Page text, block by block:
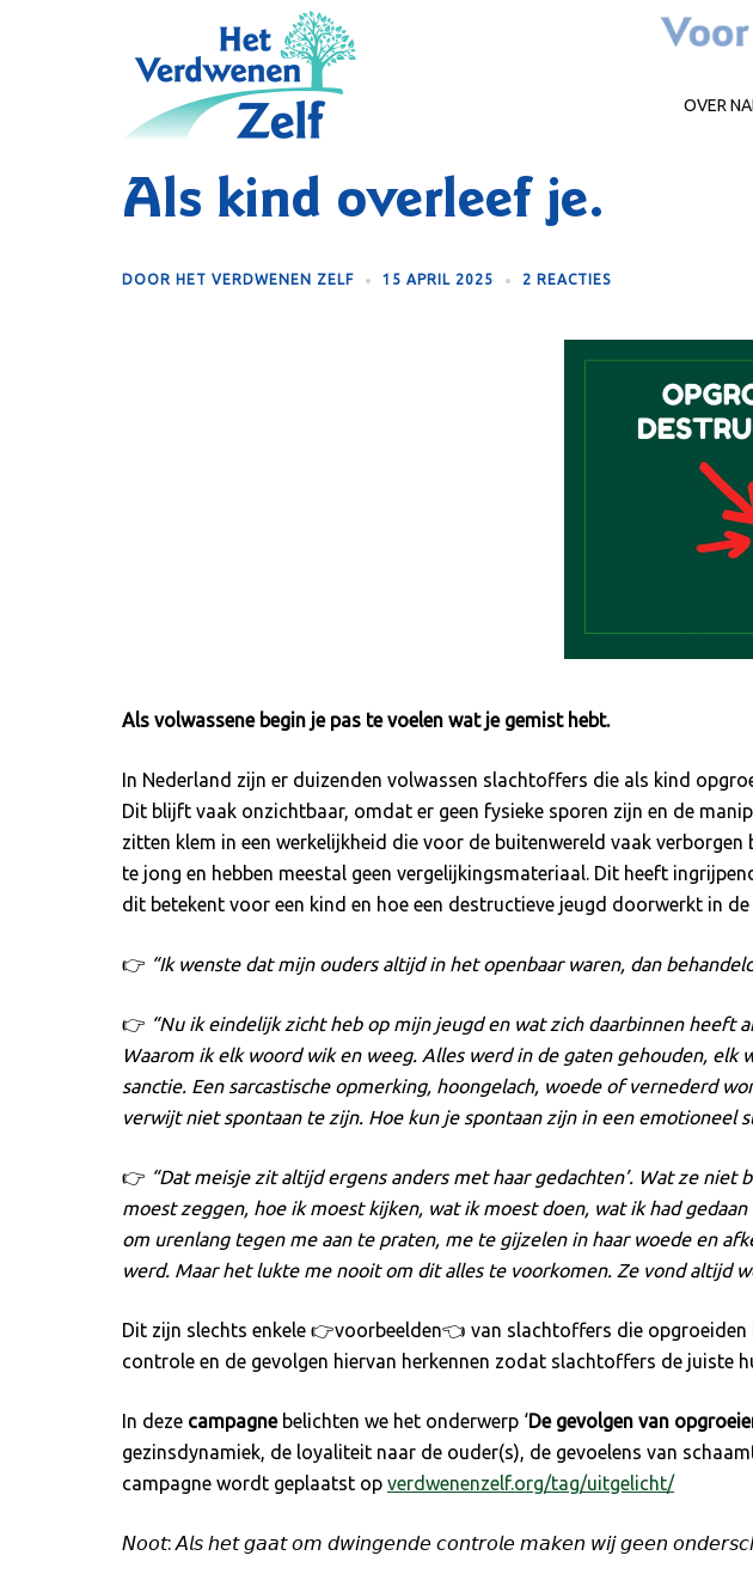
OVER
Als kind overleef je.
DOOR HET VERDWENEN ZELF 15 APRIL 2025 2 REACTIES
Als volwassene begin je pas te voelen wat je gemist hebt.
In Nederland zijn er duizenden volwassen slachtoffers die als kind
Dit blijft vaak onzichtbaar, omdat er geen fysieke sporen zijn en de
zitten klem in een werkelijkheid die voor de buitenwereld vaak
te jong en hebben meestal geen vergelijkingsmateriaal. Dit heeft
dit betekent voor een kind en hoe een destructieve jeugd doorwerkt in
👉 “Ik wenste dat mijn ouders altijd in het openbaar waren, dan
👉 “Nu ik eindelijk zicht heb op mijn jeugd en wat zich daarbinnen heeft
Waarom ik elk woord wik en weeg. Alles werd in de gaten gehouden,
sanctie. Een sarcastische opmerking, hoongelach, woede of vernederd
verwijt niet spontaan te zijn. Hoe kun je spontaan zijn in een emotioneel
👉 “Dat meisje zit altijd ergens anders met haar gedachten’. Wat ze
moest zeggen, hoe ik moest kijken, wat ik moest doen, wat ik had
om urenlang tegen me aan te praten, me te gijzelen in haar woede en
werd. Maar het lukte me nooit om dit alles te voorkomen. Ze vond altijd
Dit zijn slechts enkele 👉voorbeelden👈 van slachtoffers die
controle en de gevolgen hiervan herkennen zodat slachtoffers de juiste
In deze campagne belichten we het onderwerp ‘De gevolgen van
gezinsdynamiek, de loyaliteit naar de ouder(s), de gevoelens van
campagne wordt geplaatst op verdwenenzelf.org/tag/uitgelicht/
𝘕𝘰𝘰𝘵: 𝘈𝘭𝘴 𝘩𝘦𝘵 𝘨𝘢𝘢𝘵 𝘰𝘮 𝘥𝘸𝘪𝘯𝘨𝘦𝘯𝘥𝘦 𝘤𝘰𝘯𝘵𝘳𝘰𝘭𝘦 𝘮𝘢𝘬𝘦𝘯 𝘸𝘪𝘫 𝘨𝘦𝘦𝘯